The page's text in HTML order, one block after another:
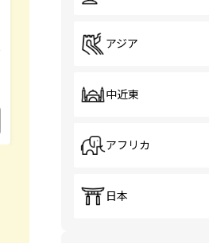
アジア
中近東
アフリカ
日本